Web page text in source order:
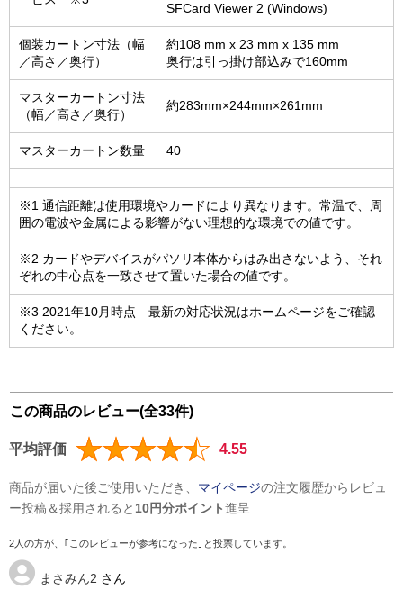
SFCard Viewer 2 (Windows)
個装カートン寸法（幅
／高さ／奥行）
約108 mm x 23 mm x 135 mm
奥行は引っ掛け部込みで160mm
マスターカートン寸法
（幅／高さ／奥行）
約283mm×244mm×261mm
マスターカートン数量 40
※1 通信距離は使用環境やカードにより異なります。常温で、周
囲の電波や金属による影響がない理想的な環境での値です。
※2 カードやデバイスがパソリ本体からはみ出さないよう、それ
ぞれの中心点を一致させて置いた場合の値です。
※3 2021年10月時点 最新の対応状況はホームページをご確認
ください。
この商品のレビュー(全33件)
平均評価 4.55
商品が届いた後ご使用いただき、 マイページの注文履歴からレビュ
ー投稿＆採用されると 10円分ポイント進呈
2人の方が、｢このレビューが参考になった｣と投票しています。
まさみん2 さん